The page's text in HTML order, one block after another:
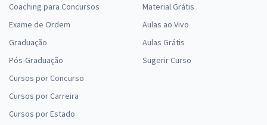
Coaching para Concursos
Exame de Ordem
Graduação
Pós-Graduação
Cursos por Concurso
Cursos por Carreira
Cursos por Estado
Material Grátis
Aulas ao Vivo
Aulas Grátis
Sugerir Curso